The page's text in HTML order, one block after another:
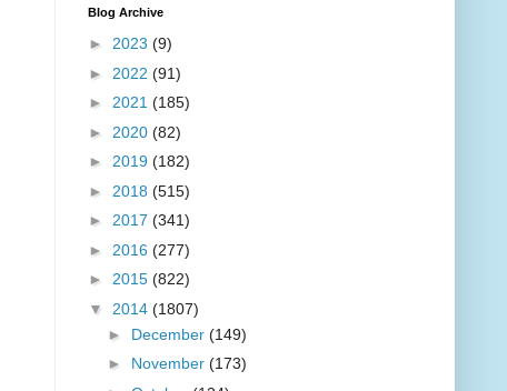
Blog Archive
► 2023 (9)
► 2022 (91)
► 2021 (185)
► 2020 (82)
► 2019 (182)
► 2018 (515)
► 2017 (341)
► 2016 (277)
► 2015 (822)
▼ 2014 (1807)
► December (149)
► November (173)